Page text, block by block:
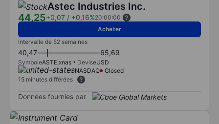
Astec Industries Inc.
44,25+0,07 / +0,16%20:00:00
Acheter
Intervalle de 52 semaines
40,47 65,69
SymboleASTE:xnas DeviseUSD
NASDAQ
Closed
15 minutes différées
Données fournies par